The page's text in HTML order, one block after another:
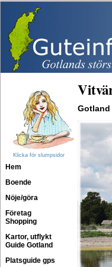
Klicka för slumpsidor
Hem
Boende
Nöje/göra
Företag
Shopping
Kartor, utflykt
Guide Gotland
Platsguide gps
Gotland